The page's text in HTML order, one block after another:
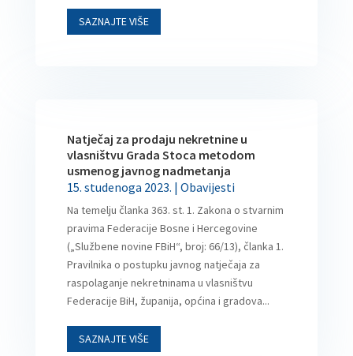
SAZNAJTE VIŠE
Natječaj za prodaju nekretnine u
vlasništvu Grada Stoca metodom
usmenog javnog nadmetanja
15. studenoga 2023. | Obavijesti
Na temelju članka 363. st. 1. Zakona o stvarnim
pravima Federacije Bosne i Hercegovine
(„Službene novine FBiH“, broj: 66/13), članka 1.
Pravilnika o postupku javnog natječaja za
raspolaganje nekretninama u vlasništvu
Federacije BiH, županija, općina i gradova...
SAZNAJTE VIŠE